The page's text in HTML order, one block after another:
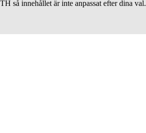
så innehållet är inte anpassat efter dina val.